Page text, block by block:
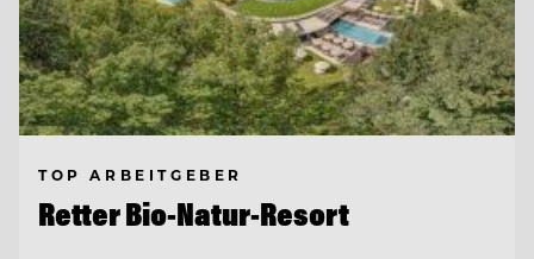
TOP ARBEITGEBER
Retter Bio-Natur-Resort